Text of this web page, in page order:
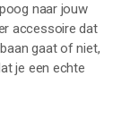
naar jouw
accessoire dat
gaat of niet,
je een echte